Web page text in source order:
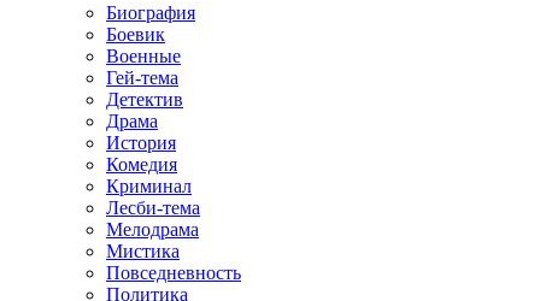
Биография
Боевик
Военные
Гей-тема
Детектив
Драма
История
Комедия
Криминал
Лесби-тема
Мелодрама
Мистика
Повседневность
Политика